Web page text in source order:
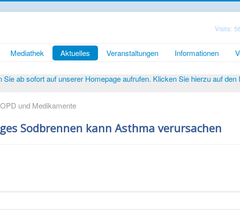
Visits:
Mediathek Aktuelles Veranstaltungen Informationen
ab sofort auf unserer Homepage aufrufen. Klicken Sie hierzu auf
und Medikamente
Sodbrennen kann Asthma verursachen